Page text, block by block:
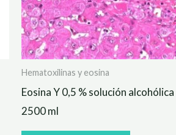
Hematoxilinas y eosina
Eosina Y 0,5 % solución alcohólica
2500 ml